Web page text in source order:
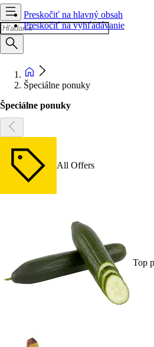
Preskočiť na hlavný obsah
Preskočiť na vyhľadávanie
Špeciálne ponuky
Špeciálne ponuky
All Offers
Top